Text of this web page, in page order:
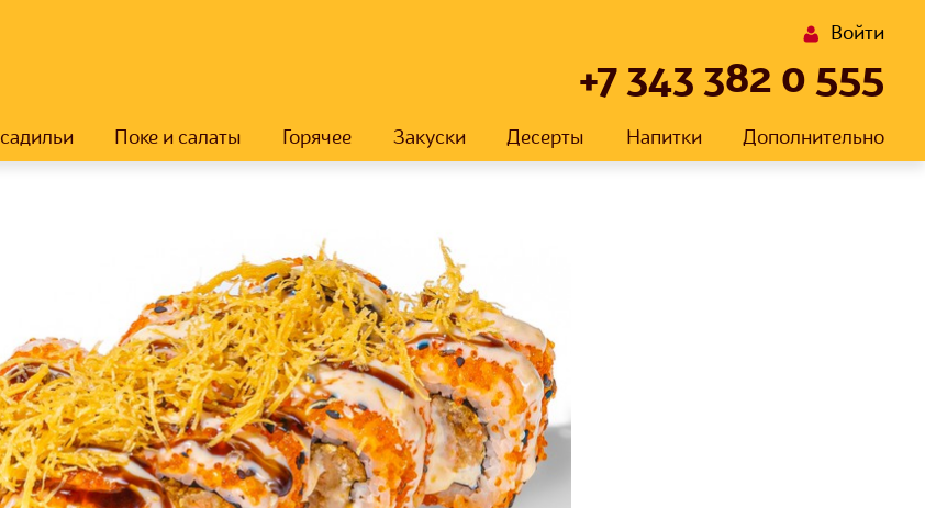
Войти
+7 343 382 0 555
Поке и салаты Горячее Закуски Десерты Напитки Дополнительно